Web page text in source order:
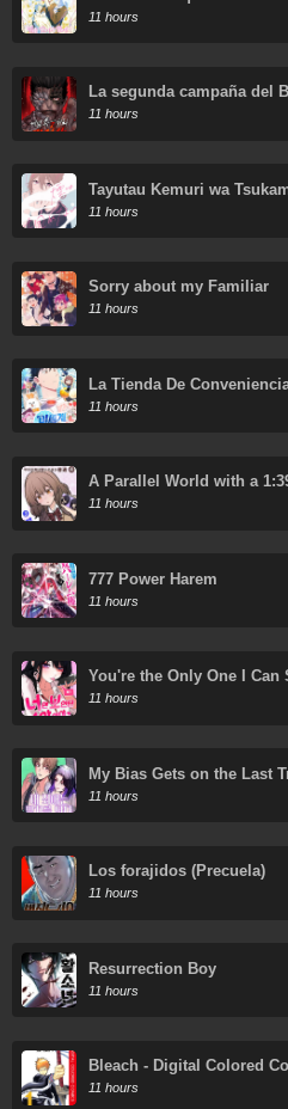
Poder Y Lo Disfruta
11 hours
La segunda campaña del
11 hours
Tayutau Kemuri wa
11 hours
Sorry about my Familiar
11 hours
La Tienda De
11 hours
A Parallel World with a
Ratio is Unexpectedly
11 hours
777 Power Harem
11 hours
You're the Only One I Can
11 hours
My Bias Gets on the Last
11 hours
Los forajidos (Precuela)
11 hours
Resurrection Boy
11 hours
Bleach - Digital Colored
11 hours